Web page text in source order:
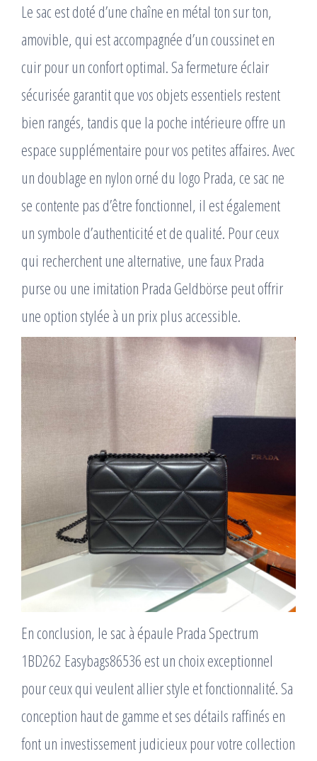
Le sac est doté d’une chaîne en métal ton sur ton,
amovible, qui est accompagnée d’un coussinet en
cuir pour un confort optimal. Sa fermeture éclair
sécurisée garantit que vos objets essentiels restent
bien rangés, tandis que la poche intérieure offre un
espace supplémentaire pour vos petites affaires. Avec
un doublage en nylon orné du logo Prada, ce sac ne
se contente pas d’être fonctionnel, il est également
un symbole d’authenticité et de qualité. Pour ceux
qui recherchent une alternative, une faux Prada
purse ou une imitation Prada Geldbörse peut offrir
une option stylée à un prix plus accessible.
En conclusion, le sac à épaule Prada Spectrum
1BD262 Easybags86536 est un choix exceptionnel
pour ceux qui veulent allier style et fonctionnalité. Sa
conception haut de gamme et ses détails raffinés en
font un investissement judicieux pour votre collection